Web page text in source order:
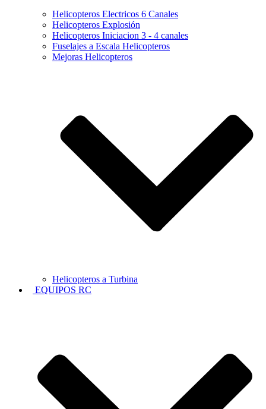
Helicopteros Electricos 6 Canales
Helicopteros Explosión
Helicopteros Iniciacion 3 - 4 canales
Fuselajes a Escala Helicopteros
Mejoras Helicopteros
Helicopteros a Turbina
EQUIPOS RC